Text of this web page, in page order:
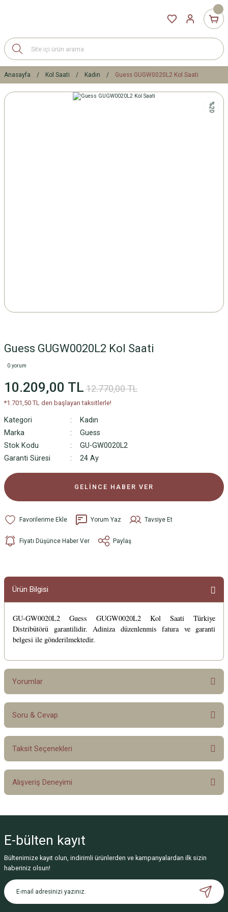
Anasayfa Kol Saati Kadın Guess GUGW0020L2 Kol Saati
%20
Guess GUGW0020L2 Kol Saati
0 yorum
10.209,00 TL 12.770,00 TL
*1.701,50 TL den başlayan taksitlerle!
Kategori
Kadın
Marka
Guess
Stok Kodu
GU-GW0020L2
Garanti Süresi
24 Ay
GELİNCE HABER VER
Yorum Yaz Tavsiye Et
Fiyatı Düşünce Haber Ver Paylaş
Ürün Bilgisi
GU-GW0020L2 Guess GUGW0020L2 Kol Saati Türkiye
Distribütörü garantilidir. Adiniza düzenlenmis fatura ve garanti
belgesi ile gönderilmektedir.
Yorumlar
Bu ürüne ilk yorumu siz yapın!
Soru & Cevap
Ürün hakkında henüz soru sorulmamış.
Taksit Seçenekleri
Alışveriş Deneyimi
Deneyimini Paylaş
E-bülten kayıt
Bültenimize kayıt olun, indirimli ürünlerden ve kampanyalardan ilk sizin
haberiniz olsun!